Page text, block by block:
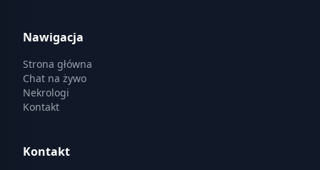
Nawigacja
Strona główna
Chat na żywo
Nekrologi
Kontakt
Kontakt